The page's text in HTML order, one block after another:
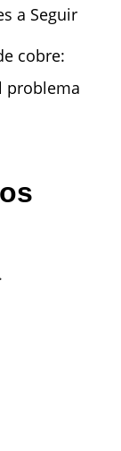
a Seguir
cobre:
problema